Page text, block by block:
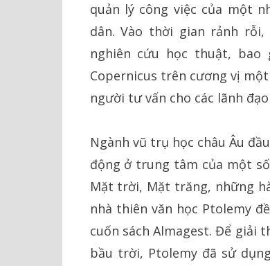
quản lý công việc của một
dân. Vào thời gian rảnh
nghiên cứu học thuật, bao
Copernicus trên cương vị
người tư vấn cho các lãnh
Ngành vũ trụ học châu Âu
động ở trung tâm của một
Mặt trời, Mặt trăng, những
nhà thiên văn học Ptolemy
cuốn sách Almagest. Để giải
bầu trời, Ptolemy đã sử